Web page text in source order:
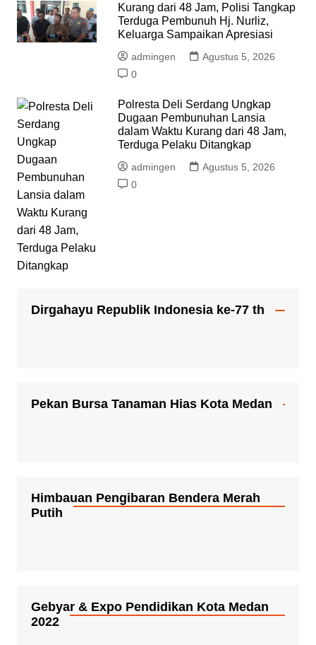
Kurang dari 48 Jam, Polisi Tangkap
Terduga Pembunuh Hj. Nurliz,
Keluarga Sampaikan Apresiasi
admingen
Agustus 5, 2026
0
Polresta Deli Serdang Ungkap
Dugaan Pembunuhan Lansia
dalam Waktu Kurang dari 48 Jam,
Terduga Pelaku Ditangkap
admingen
Agustus 5, 2026
0
Dirgahayu Republik Indonesia ke-77 th
Pekan Bursa Tanaman Hias Kota Medan
Himbauan Pengibaran Bendera Merah
Putih
Gebyar & Expo Pendidikan Kota Medan
2022